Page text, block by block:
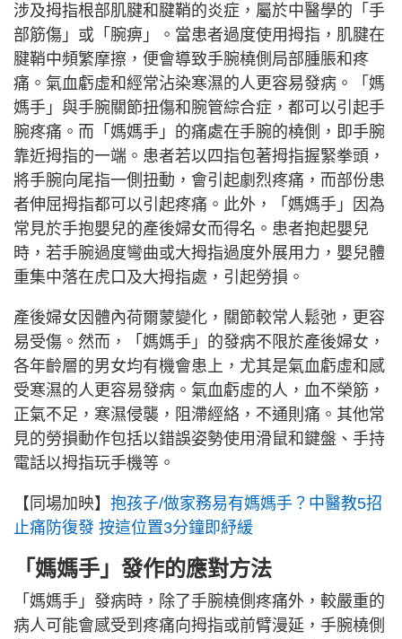
涉及拇指根部肌腱和腱鞘的炎症，屬於中醫學的「手
部筋傷」或「腕痹」。當患者過度使用拇指，肌腱在
腱鞘中頻繁摩擦，便會導致手腕橈側局部腫脹和疼
痛。氣血虧虛和經常沾染寒濕的人更容易發病。「媽
媽手」與手腕關節扭傷和腕管綜合症，都可以引起手
腕疼痛。而「媽媽手」的痛處在手腕的橈側，即手腕
靠近拇指的一端。患者若以四指包著拇指握緊拳頭，
將手腕向尾指一側扭動，會引起劇烈疼痛，而部份患
者伸屈拇指都可以引起疼痛。此外，「媽媽手」因為
常見於手抱嬰兒的產後婦女而得名。患者抱起嬰兒
時，若手腕過度彎曲或大拇指過度外展用力，嬰兒體
重集中落在虎口及大拇指處，引起勞損。
產後婦女因體內荷爾蒙變化，關節較常人鬆弛，更容
易受傷。然而，「媽媽手」的發病不限於產後婦女，
各年齡層的男女均有機會患上，尤其是氣血虧虛和感
受寒濕的人更容易發病。氣血虧虛的人，血不榮筋，
正氣不足，寒濕侵襲，阻滯經絡，不通則痛。其他常
見的勞損動作包括以錯誤姿勢使用滑鼠和鍵盤、手持
電話以拇指玩手機等。
【同場加映】 抱孩子/做家務易有媽媽手？中醫教5招
止痛防復發 按這位置3分鐘即紓緩
「媽媽手」發作的應對方法
「媽媽手」發病時，除了手腕橈側疼痛外，較嚴重的
病人可能會感受到疼痛向拇指或前臂漫延，手腕橈側